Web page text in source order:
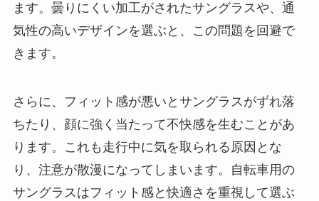
ます。曇りにくい加工がされたサングラスや、通
気性の高いデザインを選ぶと、この問題を回避で
きます。
さらに、フィット感が悪いとサングラスがずれ落
ちたり、顔に強く当たって不快感を生むことがあ
ります。これも走行中に気を取られる原因とな
り、注意が散漫になってしまいます。自転車用の
サングラスはフィット感と快適さを重視して選ぶ